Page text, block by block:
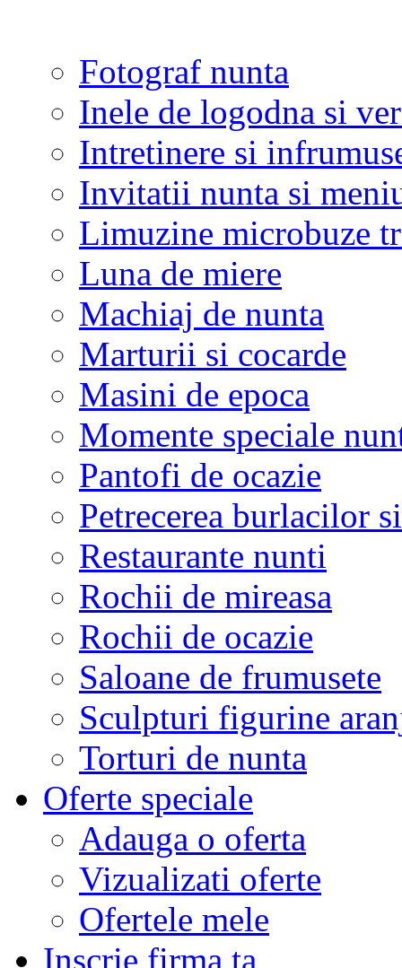
Fotograf nunta
Inele de logodna si
Intretinere si
Invitatii nunta si
Limuzine microbuze
Luna de miere
Machiaj de nunta
Marturii si cocarde
Masini de epoca
Momente speciale
Pantofi de ocazie
Petrecerea burlacilor
Restaurante nunti
Rochii de mireasa
Rochii de ocazie
Saloane de frumusete
Sculpturi figurine
Torturi de nunta
Oferte speciale
Adauga o oferta
Vizualizati oferte
Ofertele mele
Inscrie firma ta